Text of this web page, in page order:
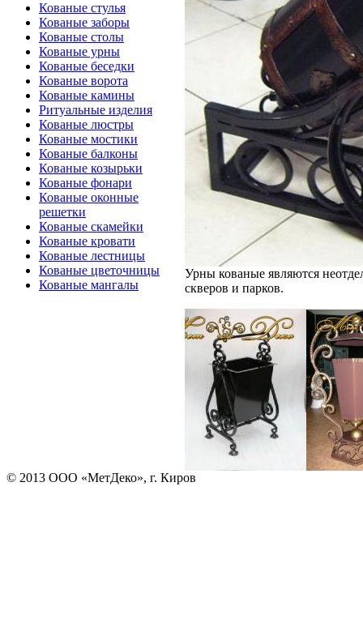
Кованые стулья
Кованые заборы
Кованые столы
Кованые урны
Кованые беседки
Кованые ворота
Кованые камины
Ритуальные изделия
Кованые люстры
Кованые мостики
Кованые балконы
Кованые козырьки
Кованые фонари
Кованые оконные
решетки
Кованые скамейки
Кованые кровати
Кованые лестницы
Кованые цветочницы
Кованые мангалы
Урны кованые являются
скверов и парков.
© 2013 ООО «МетДеко», г. Киров